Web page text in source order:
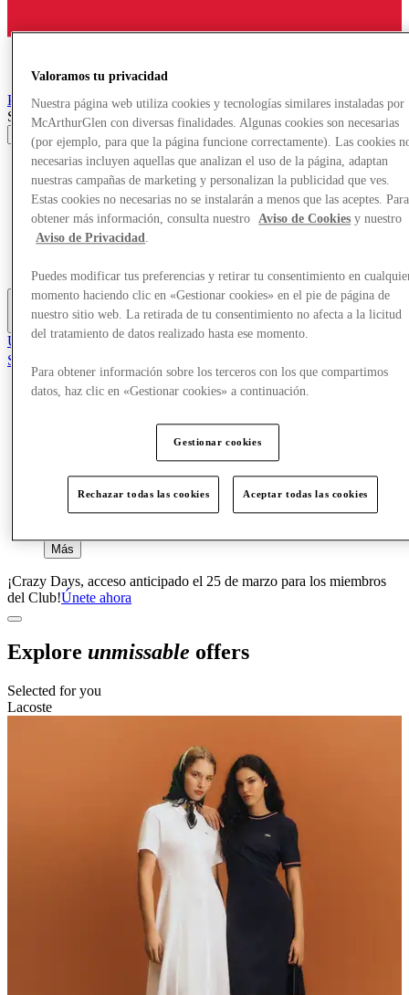
ProvenceDesigner Outlet
Search input
Tiendas
Ofertas
Planifica tu visita
Comer y beber
¿Qué pasa?
Servicios
Más
Únete al Club
Salvado
es
¿Qué pasa?
Servicios
Más
¡Crazy Days, acceso anticipado el 25 de marzo para los miembros
del Club!Únete ahora
Explore unmissable offers
Selected for you
Lacoste
Valoramos tu privacidad
Nuestra página web utiliza cookies y tecnologías similares instaladas por
McArthurGlen con diversas finalidades. Algunas cookies son necesarias
(por ejemplo, para que la página funcione correctamente). Las cookies
necesarias incluyen aquellas que analizan el uso de la página, adaptan
nuestras campañas de marketing y personalizan la publicidad que ves.
Estas cookies no necesarias no se instalarán a menos que las aceptes. Para
obtener más información, consulta nuestro
Aviso de Cookies y nuestro
Aviso de Privacidad.
Puedes modificar tus preferencias y retirar tu consentimiento en
momento haciendo clic en «Gestionar cookies» en el pie de página de
nuestro sitio web. La retirada de tu consentimiento no afecta a la licitud
del tratamiento de datos realizado hasta ese momento.
Para obtener información sobre los terceros con los que compartimos
datos, haz clic en «Gestionar cookies» a continuación.
Gestionar cookies
Rechazar todas las cookies Aceptar todas las cookies